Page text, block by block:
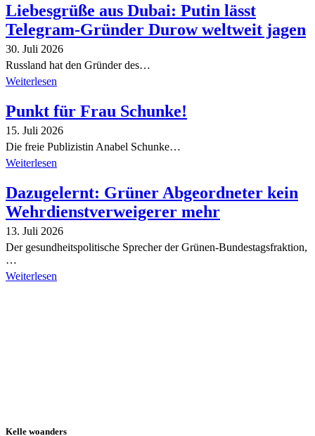
Liebesgrüße aus Dubai: Putin lässt
Telegram-Gründer Durow weltweit jagen
30. Juli 2026
Russland hat den Gründer des…
Weiterlesen
Punkt für Frau Schunke!
15. Juli 2026
Die freie Publizistin Anabel Schunke…
Weiterlesen
Dazugelernt: Grüner Abgeordneter kein
Wehrdienstverweigerer mehr
13. Juli 2026
Der gesundheitspolitische Sprecher der Grünen-Bundestagsfraktion,
…
Weiterlesen
Kelle woanders